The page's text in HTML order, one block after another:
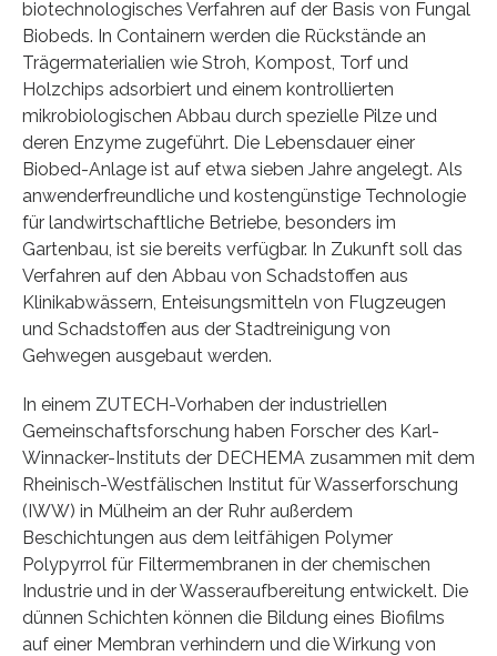
biotechnologisches Verfahren auf der Basis von Fungal
Biobeds. In Containern werden die Rückstände an
Trägermaterialien wie Stroh, Kompost, Torf und
Holzchips adsorbiert und einem kontrollierten
mikrobiologischen Abbau durch spezielle Pilze und
deren Enzyme zugeführt. Die Lebensdauer einer
Biobed-Anlage ist auf etwa sieben Jahre angelegt. Als
anwenderfreundliche und kostengünstige Technologie
für landwirtschaftliche Betriebe, besonders im
Gartenbau, ist sie bereits verfügbar. In Zukunft soll das
Verfahren auf den Abbau von Schadstoffen aus
Klinikabwässern, Enteisungsmitteln von Flugzeugen
und Schadstoffen aus der Stadtreinigung von
Gehwegen ausgebaut werden.
In einem ZUTECH-Vorhaben der industriellen
Gemeinschaftsforschung haben Forscher des Karl-
Winnacker-Instituts der DECHEMA zusammen mit dem
Rheinisch-Westfälischen Institut für Wasserforschung
(IWW) in Mülheim an der Ruhr außerdem
Beschichtungen aus dem leitfähigen Polymer
Polypyrrol für Filtermembranen in der chemischen
Industrie und in der Wasseraufbereitung entwickelt. Die
dünnen Schichten können die Bildung eines Biofilms
auf einer Membran verhindern und die Wirkung von